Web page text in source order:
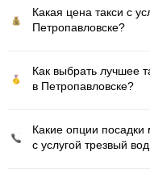
Какая цена такси с
Петропавловске?
Как выбрать лучшее
в Петропавловске?
Какие опции посадки
с услугой трезвый